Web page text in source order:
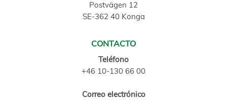
Postvägen 12
SE-362 40 Konga
CONTACTO
Teléfono
+46 10-130 66 00
Correo electrónico